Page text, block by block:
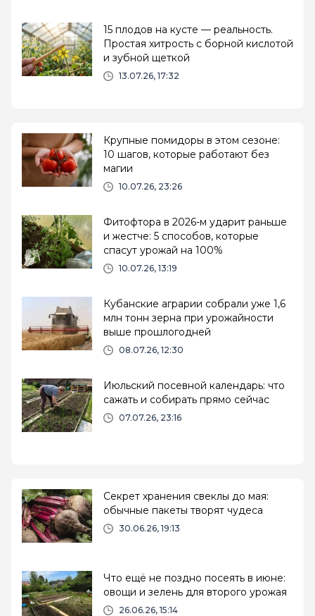
15 плодов на кусте — реальность.
Простая хитрость с борной кислотой
и зубной щеткой
13.07.26, 17:32
Крупные помидоры в этом сезоне:
10 шагов, которые работают без
магии
10.07.26, 23:26
Фитофтора в 2026-м ударит раньше
и жестче: 5 способов, которые
спасут урожай на 100%
10.07.26, 13:19
Кубанские аграрии собрали уже 1,6
млн тонн зерна при урожайности
выше прошлогодней
08.07.26, 12:30
Июльский посевной календарь: что
сажать и собирать прямо сейчас
07.07.26, 23:16
Секрет хранения свеклы до мая:
обычные пакеты творят чудеса
30.06.26, 19:13
Что ещё не поздно посеять в июне:
овощи и зелень для второго урожая
26.06.26, 15:14